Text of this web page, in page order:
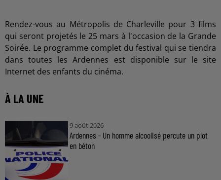
Rendez-vous au Métropolis de Charleville pour 3 films
qui seront projetés le 25 mars à l'occasion de la Grande
Soirée. Le programme complet du festival qui se tiendra
dans toutes les Ardennes est disponible sur le site
Internet des enfants du cinéma.
À LA UNE
9 août 2026
Ardennes - Un homme alcoolisé percute un plot
en béton